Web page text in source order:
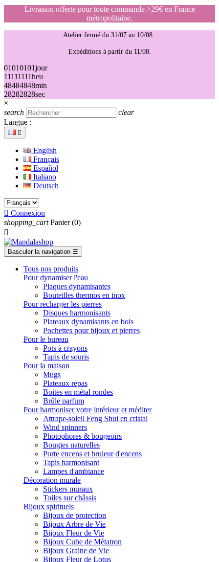
Livraison offerte pour toute commande >29€ en France
métropolitaine.
Atelier fermé du 31/07 au 10/08.
Expéditions à partir du 11/08.
01010101jour
11111111heu
48484848min
28282828sec
×
search
clear
Langue :

English
Français
Español
Italiano
Deutsch
 Connexion
shopping_cart Panier (0)

Basculer la navigation ☰
Tous nos produits
Pour dynamiser l'eau
Plaques dynamisantes
Bouteilles thermos en inox
Pour recharger les pierres
Disques harmonisants
Plateaux dynamisants en bois
Pochettes pour bijoux et pierres
Pour le bureau
Pots à crayons
Tapis de souris
Pour la maison
Mugs
Plateaux repas
Boites en métal rondes
Brûle parfum
Pour harmoniser votre intérieur et méditer
Attrape-soleil Feng Shui en cristal
Wind spinners
Photophores & bougeoirs
Bougies naturelles
Porte encens et bruleur d'encens
Tapis harmonisant
Lampes d'ambiance
Décoration murale
Stickers muraux
Toiles sur châssis
Bijoux spirituels
Bijoux de protection
Bijoux Arbre de Vie
Bijoux Fleur de Vie
Bijoux Cube de Métatron
Bijoux Graine de Vie
Bijoux Fleur de Lotus